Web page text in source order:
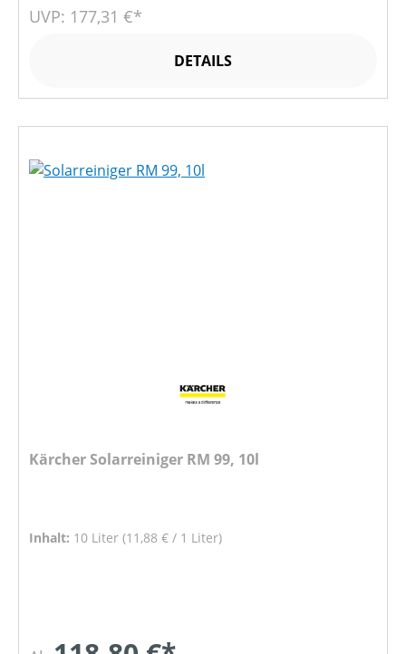
UVP: 177,31 €*
DETAILS
Kärcher Solarreiniger RM 99, 10l
Inhalt: 10 Liter (11,88 € / 1 Liter)